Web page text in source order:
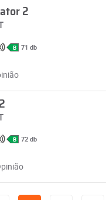
2
B 71 db
B 72 db